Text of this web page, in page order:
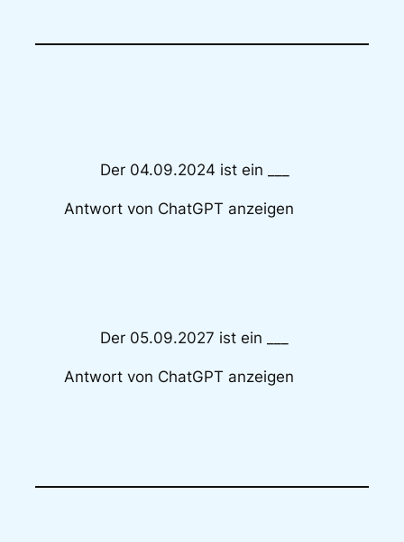
Der 04.09.2024 ist ein ___
Antwort von ChatGPT anzeigen
Der 05.09.2027 ist ein ___
Antwort von ChatGPT anzeigen